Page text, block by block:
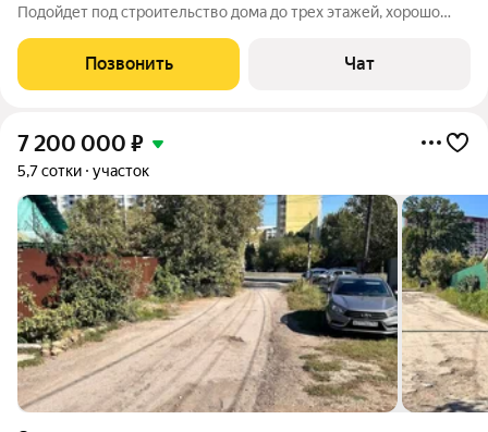
Подойдет под строительство дома до трех этажей, хорошо
Рассвет. Участок чистый без ненужных построек,
прямоугольной формы 3515м, ровное
Позвонить Чат
7 200 000 ₽
5,7 сотки участок